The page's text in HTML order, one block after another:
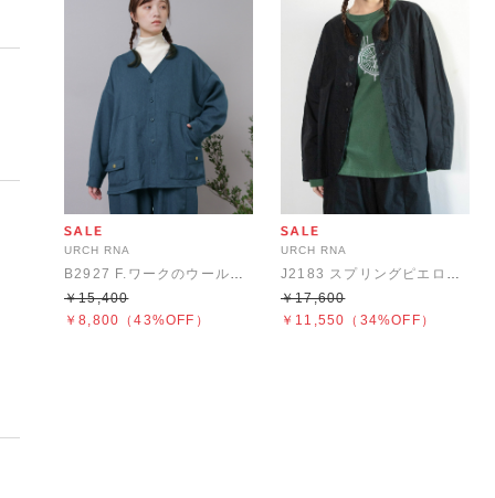
URCH RNA
B2927 F.ワークのウールライクシャツジャケット
￥8,800
￥15,400
（43%OFF）
URCH RNA
J2183 スプリングピエロジャケット
￥11,550
￥17,600
（34%OFF）